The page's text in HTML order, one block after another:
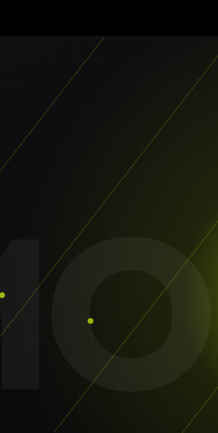
Individuelles UI/UX
High-End Animationen
Individuelle Rechner
Online Marketing
GEO & Local SEO
Google Adwords
Consulting
Start-up-Beratung
Digitales Marketing-